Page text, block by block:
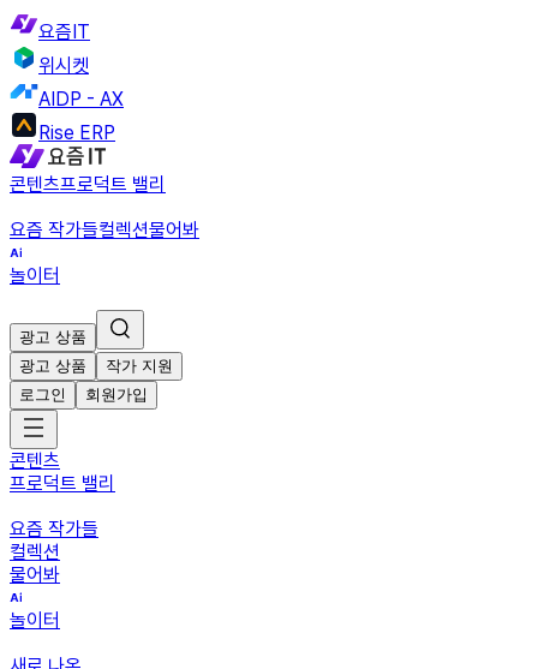
요즘IT
위시켓
AIDP - AX
Rise ERP
콘텐츠프로덕트 밸리
요즘 작가들컬렉션물어봐
놀이터
광고 상품
광고 상품
작가 지원
로그인
회원가입
콘텐츠
프로덕트 밸리
요즘 작가들
컬렉션
물어봐
놀이터